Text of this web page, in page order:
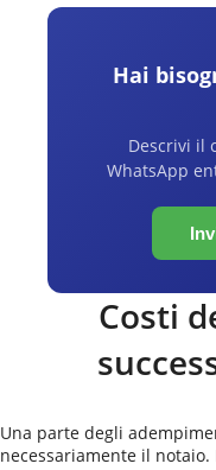
Hai
Descrivi il
WhatsApp
Costi
Una parte degli
necessariamente il